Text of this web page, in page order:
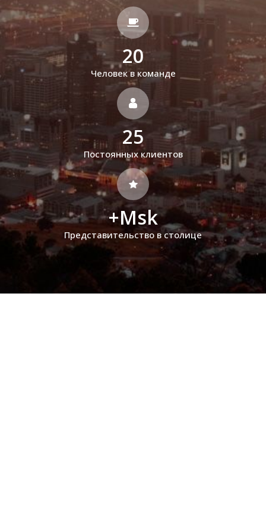
20
Человек в команде
25
Постоянных клиентов
+Msk
Представительство в столице